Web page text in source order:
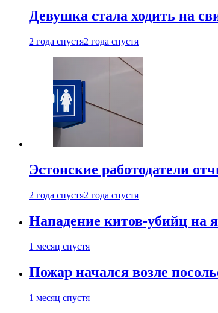
Девушка стала ходить на
2 года спустя2 года спустя
Эстонские работодатели
2 года спустя2 года спустя
Нападение китов-убийц на
1 месяц спустя
Пожар начался возле
1 месяц спустя